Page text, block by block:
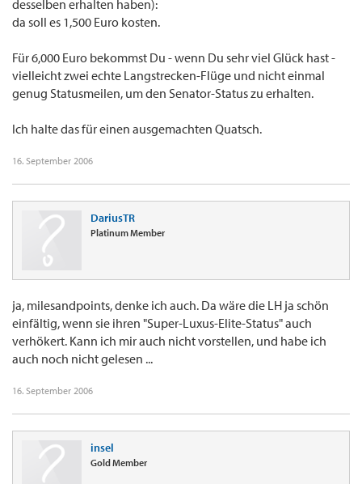
desselben erhalten haben):
da soll es 1,500 Euro kosten.
Für 6,000 Euro bekommst Du - wenn Du sehr viel Glück hast -
vielleicht zwei echte Langstrecken-Flüge und nicht einmal
genug Statusmeilen, um den Senator-Status zu erhalten.
Ich halte das für einen ausgemachten Quatsch.
16. September 2006
DariusTR
Platinum Member
ja, milesandpoints, denke ich auch. Da wäre die LH ja schön
einfältig, wenn sie ihren "Super-Luxus-Elite-Status" auch
verhökert. Kann ich mir auch nicht vorstellen, und habe ich
auch noch nicht gelesen ...
16. September 2006
insel
Gold Member